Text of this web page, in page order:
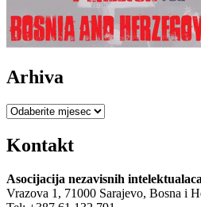
Arhiva
Arhiva
Kontakt
Asocijacija nezavisnih
Vrazova 1, 71000 Sarajevo, Bosna i